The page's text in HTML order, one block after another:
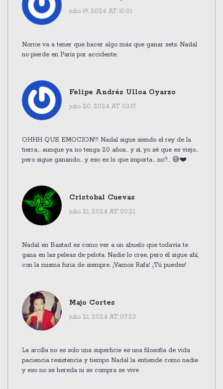
julio 19, 2024 AT 10:01
Norrie va a tener que hacer algo más que ganar sets. Nadal
no pierde en París por accidente.
Felipe Andrés Ulloa Oyarzo
julio 20, 2024 AT 03:17
OHHH QUE EMOCION!!! Nadal sigue siendo el rey de la
tierra... aunque ya no tenga 20 años... y sí, yo sé que es viejo...
pero sigue ganando... y eso es lo que importa... no?... 😅❤️
Cristobal Cuevas
julio 21, 2024 AT 00:21
Nadal en Bastad es como ver a un abuelo que todavía te
gana en las peleas de pelota. Nadie lo cree, pero él sigue ahí,
con la misma furia de siempre. ¡Vamos Rafa! ¡Tú puedes!
Majo Cortes
julio 21, 2024 AT 07:23
La arcilla no es solo una superficie es una filosofía de vida
paciencia resistencia y tiempo Nadal la entiende como nadie
y eso no se hereda ni se compra se vive